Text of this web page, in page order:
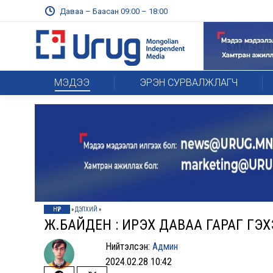
Даваа – Баасан 09:00 – 18:00
МЭДЭЭ ЭРЭН СУРВАЛЖЛАГЧ
НҮҮР »ДЭЛХИЙ »
Ж.БАЙДЕН : ИРЭX ДАВАА ГАРАГ
Нийтэлсэн:Админ
2024.02.28 10:42